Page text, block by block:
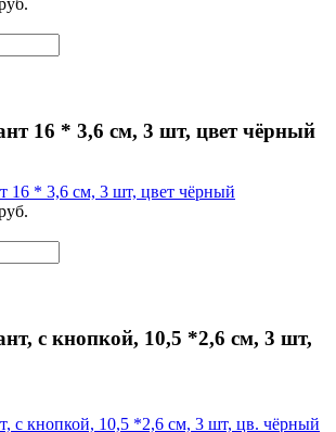
16 * 3,6 см, 3 шт, цвет чёрный
с кнопкой, 10,5 *2,6 см, 3 шт,